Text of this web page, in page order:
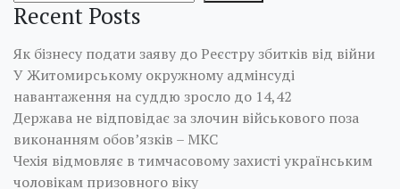
Recent Posts
Як бізнесу подати заяву до Реєстру збитків від війни
У Житомирському окружному адмінсуді
навантаження на суддю зросло до 14,42
Держава не відповідає за злочин військового поза
виконанням обов’язків – МКС
Чехія відмовляє в тимчасовому захисті українським
чоловікам призовного віку